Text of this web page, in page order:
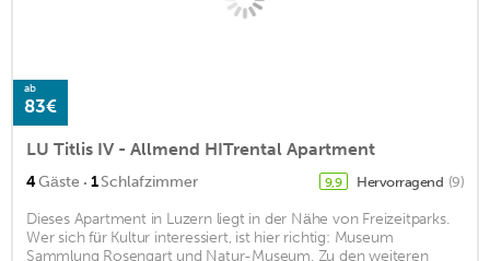
ab
83€
LU Titlis IV - Allmend HITrental Apartment
4Gäste · 1Schlafzimmer 9,9 Hervorragend (9)
Dieses Apartment in Luzern liegt in der Nähe von Freizeitparks.
Wer sich für Kultur interessiert, ist hier richtig: Museum
Sammlung Rosengart und Natur-Museum. Zu den weiteren